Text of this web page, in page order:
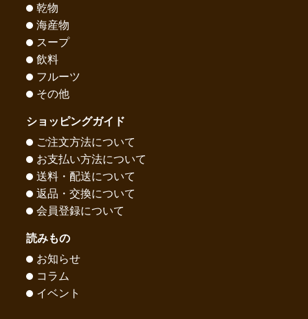
乾物
海産物
スープ
飲料
フルーツ
その他
ショッピングガイド
ご注文方法について
お支払い方法について
送料・配送について
返品・交換について
会員登録について
読みもの
お知らせ
コラム
イベント